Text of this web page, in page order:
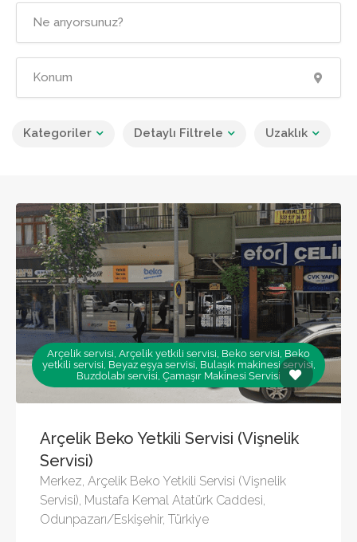
Kategoriler Detaylı Filtrele Uzaklık
Arçelik servisi, Arçelik yetkili servisi, Beko servisi, Beko
yetkili servisi, Beyaz eşya servisi, Bulaşık makinesi servisi,
Buzdolabı servisi, Çamaşır Makinesi Servisi
Arçelik Beko Yetkili Servisi (Vişnelik
Servisi)
Merkez, Arçelik Beko Yetkili Servisi (Vişnelik
Servisi), Mustafa Kemal Atatürk Caddesi,
Odunpazarı/Eskişehir, Türkiye